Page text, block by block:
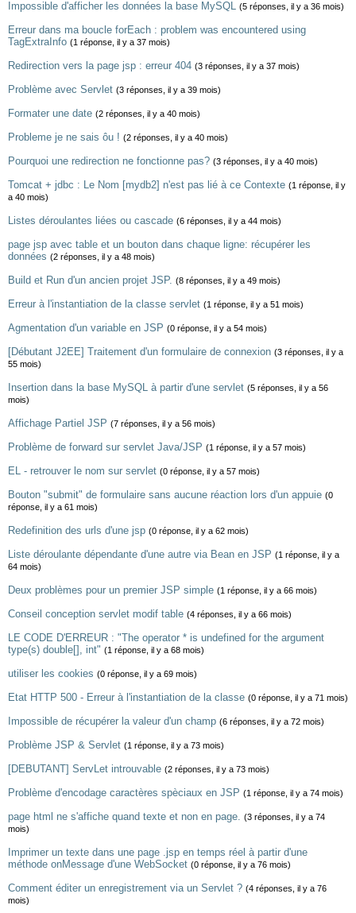
Impossible d'afficher les données la base MySQL (5 réponses, il y a 36 mois)
Erreur dans ma boucle forEach : problem was encountered using
TagExtraInfo (1 réponse, il y a 37 mois)
Redirection vers la page jsp : erreur 404 (3 réponses, il y a 37 mois)
Problème avec Servlet (3 réponses, il y a 39 mois)
Formater une date (2 réponses, il y a 40 mois)
Probleme je ne sais ôu ! (2 réponses, il y a 40 mois)
Pourquoi une redirection ne fonctionne pas? (3 réponses, il y a 40 mois)
Tomcat + jdbc : Le Nom [mydb2] n'est pas lié à ce Contexte (1 réponse, il y
a 40 mois)
Listes déroulantes liées ou cascade (6 réponses, il y a 44 mois)
page jsp avec table et un bouton dans chaque ligne: récupérer les
données (2 réponses, il y a 48 mois)
Build et Run d'un ancien projet JSP. (8 réponses, il y a 49 mois)
Erreur à l'instantiation de la classe servlet (1 réponse, il y a 51 mois)
Agmentation d'un variable en JSP (0 réponse, il y a 54 mois)
[Débutant J2EE] Traitement d'un formulaire de connexion (3 réponses, il y a
55 mois)
Insertion dans la base MySQL à partir d'une servlet (5 réponses, il y a 56
mois)
Affichage Partiel JSP (7 réponses, il y a 56 mois)
Problème de forward sur servlet Java/JSP (1 réponse, il y a 57 mois)
EL - retrouver le nom sur servlet (0 réponse, il y a 57 mois)
Bouton "submit" de formulaire sans aucune réaction lors d'un appuie (0
réponse, il y a 61 mois)
Redefinition des urls d'une jsp (0 réponse, il y a 62 mois)
Liste déroulante dépendante d'une autre via Bean en JSP (1 réponse, il y a
64 mois)
Deux problèmes pour un premier JSP simple (1 réponse, il y a 66 mois)
Conseil conception servlet modif table (4 réponses, il y a 66 mois)
LE CODE D'ERREUR : "The operator * is undefined for the argument
type(s) double[], int" (1 réponse, il y a 68 mois)
utiliser les cookies (0 réponse, il y a 69 mois)
Etat HTTP 500 - Erreur à l'instantiation de la classe (0 réponse, il y a 71 mois)
Impossible de récupérer la valeur d'un champ (6 réponses, il y a 72 mois)
Problème JSP & Servlet (1 réponse, il y a 73 mois)
[DEBUTANT] ServLet introuvable (2 réponses, il y a 73 mois)
Problème d'encodage caractères spèciaux en JSP (1 réponse, il y a 74 mois)
page html ne s'affiche quand texte et non en page. (3 réponses, il y a 74
mois)
Imprimer un texte dans une page .jsp en temps réel à partir d'une
méthode onMessage d'une WebSocket (0 réponse, il y a 76 mois)
Comment éditer un enregistrement via un Servlet ? (4 réponses, il y a 76
mois)